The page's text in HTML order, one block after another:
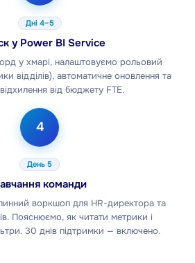
Дні 4–5
у Power BI Service
у хмарі, налаштовуємо рольовий
відділів), автоматичне оновлення та
від бюджету FTE.
4
День 5
команди
воркшоп для HR-директора та
Пояснюємо, як читати метрики і
30 днів підтримки — включено.